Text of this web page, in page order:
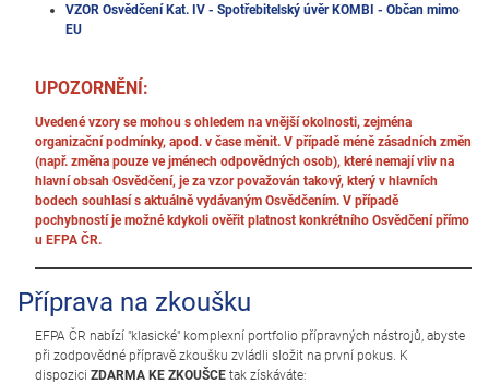
VZOR Osvědčení Kat. IV - Spotřebitelský úvěr KOMBI - Občan mimo
EU
UPOZORNĚNÍ:
Uvedené vzory se mohou s ohledem na vnější okolnosti, zejména
organizační podmínky, apod. v čase měnit. V případě méně zásadních změn
(např. změna pouze ve jménech odpovědných osob), které nemají vliv na
hlavní obsah Osvědčení, je za vzor považován takový, který v hlavních
bodech souhlasí s aktuálně vydávaným Osvědčením. V případě
pochybností je možné kdykoli ověřit platnost konkrétního Osvědčení přímo
u EFPA ČR.
Příprava na zkoušku
EFPA ČR nabízí "klasické" komplexní portfolio přípravných nástrojů, abyste
při zodpovědné přípravě zkoušku zvládli složit na první pokus. K
dispozici ZDARMA KE ZKOUŠCE tak získáváte: